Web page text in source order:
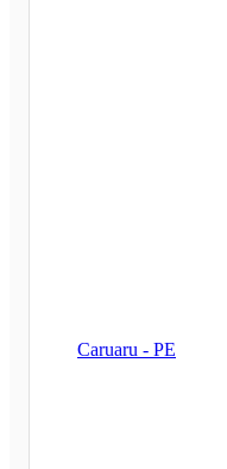
Caruaru - PE